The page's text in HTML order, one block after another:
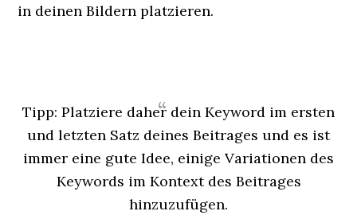
in deinen Bildern platzieren.
Tipp: Platziere daher dein Keyword im ersten
und letzten Satz deines Beitrages und es ist
immer eine gute Idee, einige Variationen des
Keywords im Kontext des Beitrages
hinzuzufügen.